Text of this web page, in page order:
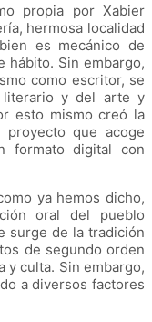
propia por Xabier
hermosa localidad
es mecánico de
hábito. Sin embargo,
como escritor, se
literario y del arte y
esto mismo creó la
proyecto que acoge
formato digital con
ya hemos dicho,
oral del pueblo
surge de la tradición
de segundo orden
y culta. Sin embargo,
a diversos factores